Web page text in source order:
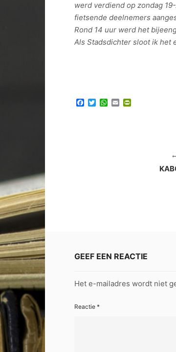
werd verdiend op zondag
fietsende deelnemers
Rond 14 uur werd het
Als Stadsdichter sloot ik het
Facebook
TwitterWhatsApp
Email
GEEF EEN REACTIE
Het e-mailadres wordt niet
Reactie *